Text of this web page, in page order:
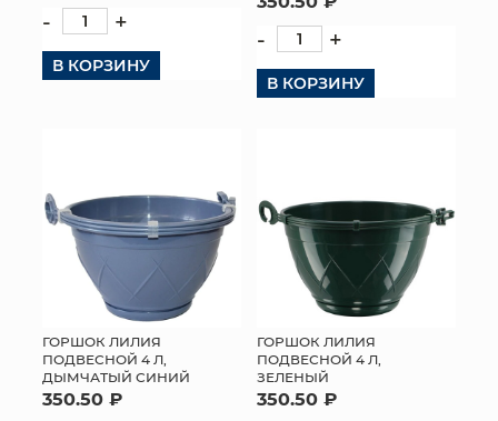
- +
В КОРЗИНУ
- +
В КОРЗИНУ
ГОРШОК ЛИЛИЯ
ПОДВЕСНОЙ 4 Л,
ДЫМЧАТЫЙ СИНИЙ
350.50 ₽
ГОРШОК ЛИЛИЯ
ПОДВЕСНОЙ 4 Л,
ЗЕЛЕНЫЙ
350.50 ₽